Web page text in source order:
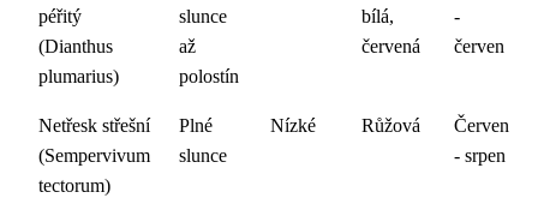
péřitý
(Dianthus
plumarius)
slunce
až
polostín
bílá,
červená
-
červen
Netřesk střešní
(Sempervivum
tectorum)
Plné
slunce
Nízké Růžová
Červen
- srpen